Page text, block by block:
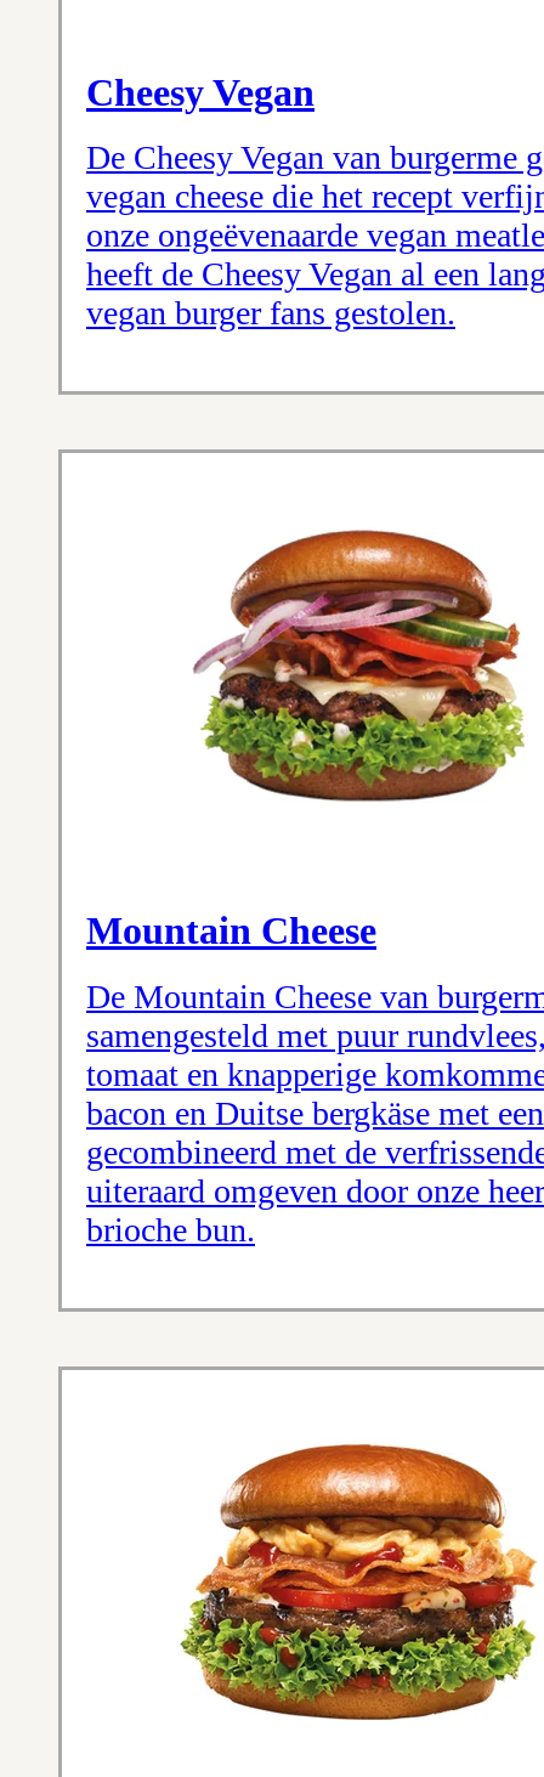
Cheesy Vegan
De Cheesy Vegan van burgerme
vegan cheese die het recept
onze ongeëvenaarde vegan
heeft de Cheesy Vegan al een
vegan burger fans gestolen.
Mountain Cheese
De Mountain Cheese van
samengesteld met puur
tomaat en knapperige
bacon en Duitse bergkäse met
gecombineerd met de
uiteraard omgeven door onze
brioche bun.